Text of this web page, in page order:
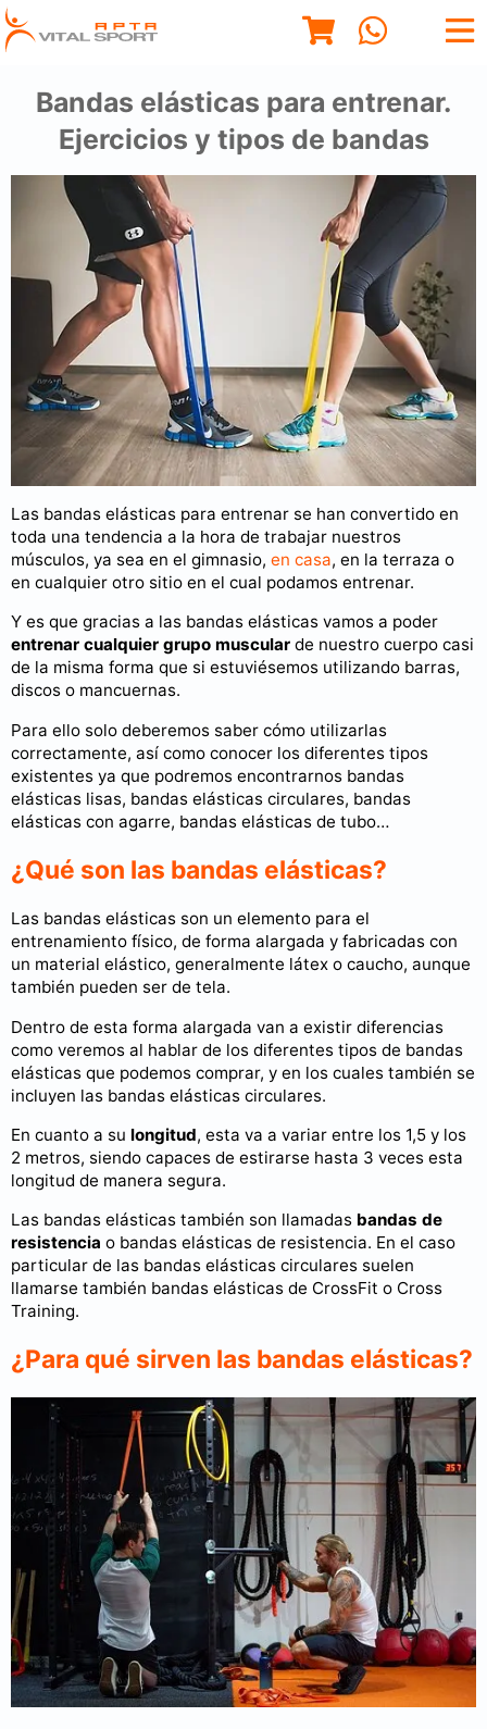
Bandas elásticas para entrenar.
Ejercicios y tipos de bandas
Las bandas elásticas para entrenar se han convertido en
toda una tendencia a la hora de trabajar nuestros
músculos, ya sea en el gimnasio, en casa, en la terraza o
en cualquier otro sitio en el cual podamos entrenar.
Y es que gracias a las bandas elásticas vamos a poder
entrenar cualquier grupo muscular de nuestro cuerpo casi
de la misma forma que si estuviésemos utilizando barras,
discos o mancuernas.
Para ello solo deberemos saber cómo utilizarlas
correctamente, así como conocer los diferentes tipos
existentes ya que podremos encontrarnos bandas
elásticas lisas, bandas elásticas circulares, bandas
elásticas con agarre, bandas elásticas de tubo…
¿Qué son las bandas elásticas?
Las bandas elásticas son un elemento para el
entrenamiento físico, de forma alargada y fabricadas con
un material elástico, generalmente látex o caucho, aunque
también pueden ser de tela.
Dentro de esta forma alargada van a existir diferencias
como veremos al hablar de los diferentes tipos de bandas
elásticas que podemos comprar, y en los cuales también se
incluyen las bandas elásticas circulares.
En cuanto a su longitud, esta va a variar entre los 1,5 y los
2 metros, siendo capaces de estirarse hasta 3 veces esta
longitud de manera segura.
Las bandas elásticas también son llamadas bandas de
resistencia o bandas elásticas de resistencia. En el caso
particular de las bandas elásticas circulares suelen
llamarse también bandas elásticas de CrossFit o Cross
Training.
¿Para qué sirven las bandas elásticas?